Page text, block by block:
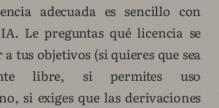
adecuada es sencillo con
Le preguntas qué licencia se
tus objetivos (si quieres que sea
libre, si permites uso
si exiges que las derivaciones